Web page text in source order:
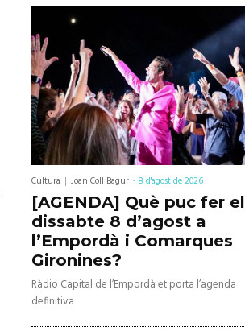
Cultura Joan Coll Bagur -8 d'agost de 2026
[AGENDA] Què puc fer el
dissabte 8 d’agost a
l’Empordà i Comarques
Gironines?
Ràdio Capital de l’Empordà et porta l’agenda
definitiva